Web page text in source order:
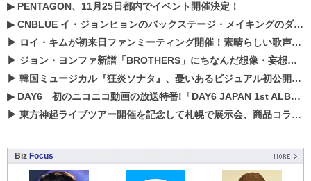
▶ PENTAGON、11月25日都内でイベント開催決定！
▶CNBLUE イ・ジョンヒョンのバックステージ・メイキングのダイジェスト映像が公開！
▶ ロイ・キムが初来日ファンミーティング開催！素晴らしい歌声に癒される贅沢な時間
▶ ジョン・ヨンファ新譜「BROTHERS」にちなんだ想像・妄想企画がスタート！
▶ 韓国ミュージカル『狂炎ソナタ』、憂いある​ビジュアル初公開!! 主役リョウク、SHIN、KENらのコメントが到着！
▶ DAY6 初のニコニコ動画の放送特番!「DAY6 JAPAN 1st ALBUM「UNLOCK」発売記念 ライブ@ニコ生」を配信決定!
▶ 東方神起ライブツアー開催を記念して札幌で展示会、商品コラボが実現！！
Biz Focus